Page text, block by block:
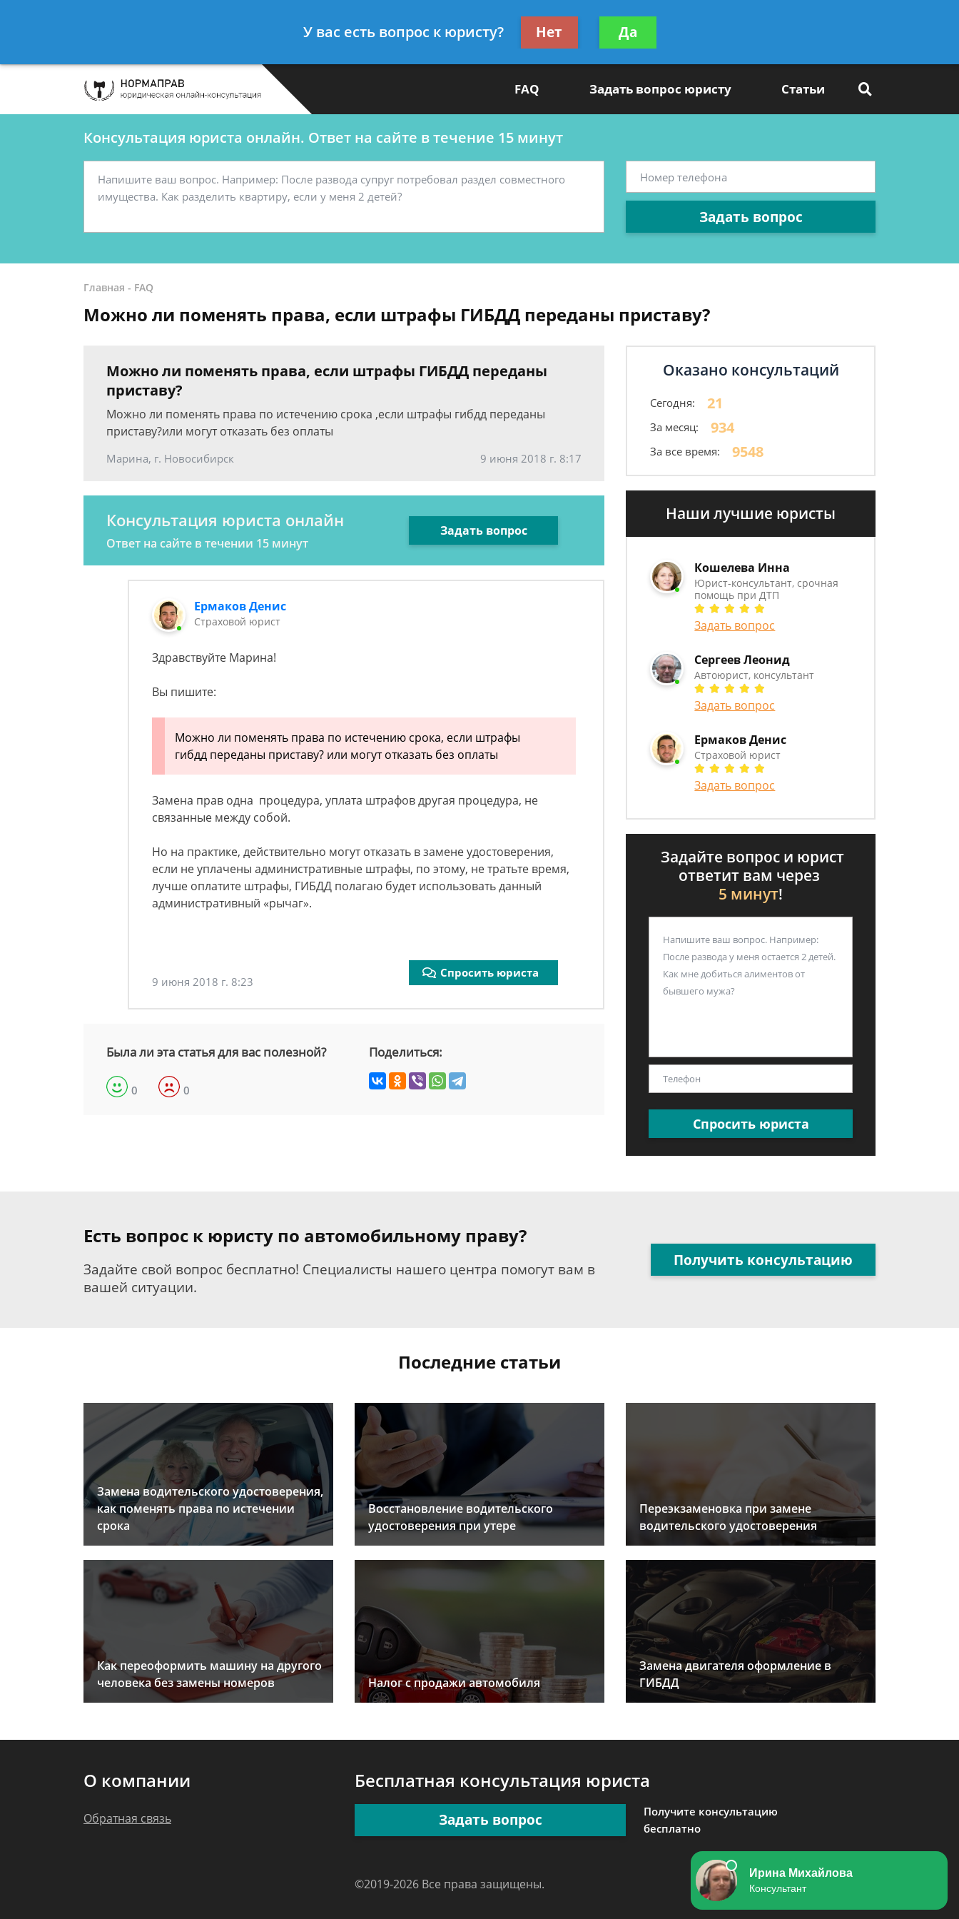
- Автоюрист, консультант
Получите консультацию
бесплатно
FAQ Задать вопрос юристу Статьи
Консультация юриста онлайн. Ответ на сайте в течение 15 минут
Задать вопрос
Главная - FAQ
Можно ли поменять права, если штрафы ГИБДД переданы приставу?
Можно ли поменять права, если штрафы ГИБДД переданы
приставу?
Можно ли поменять права по истечению срока ,если штрафы гибдд переданы
приставу?или могут отказать без оплаты
Марина, г. Новосибирск 9 июня 2018 г. 8:17
Консультация юриста онлайн
Ответ на сайте в течении 15 минут
Задать вопрос
Ермаков Денис
Страховой юрист
Здравствуйте Марина!
Вы пишите:
Можно ли поменять права по истечению срока, если штрафы
гибдд переданы приставу? или могут отказать без оплаты
Замена прав одна процедура, уплата штрафов другая процедура, не
связанные между собой.
Но на практике, действительно могут отказать в замене удостоверения,
если не уплачены административные штрафы, по этому, не тратьте время,
лучше оплатите штрафы, ГИБДД полагаю будет использовать данный
административный «рычаг».
9 июня 2018 г. 8:23
Спросить юриста
Была ли эта статья для вас полезной?
0 0
Поделиться:
Оказано консультаций
Сегодня: 21
За месяц: 934
За все время: 9548
Наши лучшие юристы
Кошелева Инна
Юрист-консультант, срочная
помощь при ДТП
Задать вопрос
Сергеев Леонид
Автоюрист, консультант
Задать вопрос
Ермаков Денис
Страховой юрист
Задать вопрос
Задайте вопрос и юрист
ответит вам через
5 минут!
Спросить юриста
Есть вопрос к юристу по автомобильному праву?
Задайте свой вопрос бесплатно! Специалисты нашего центра помогут вам в
вашей ситуации.
Получить консультацию
Последние статьи
Замена водительского удостоверения,
как поменять права по истечении
срока
Восстановление водительского
удостоверения при утере
Переэкзаменовка при замене
водительского удостоверения
Как переоформить машину на другого
человека без замены номеров
Налог с продажи автомобиля
Замена двигателя оформление в
ГИБДД
О компании
Обратная связь
Бесплатная консультация юриста
Задать вопрос
Получите консультацию
бесплатно
©2019-2026 Все права защищены.
У вас есть вопрос к юристу? Нет Да